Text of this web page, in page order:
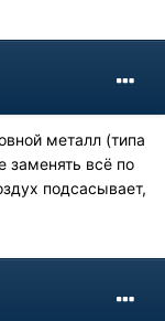
металл (типа
заменять всё по
подсасывает,